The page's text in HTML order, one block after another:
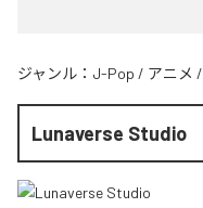
ジャンル： J-Pop / アニメ /
Lunaverse Studio